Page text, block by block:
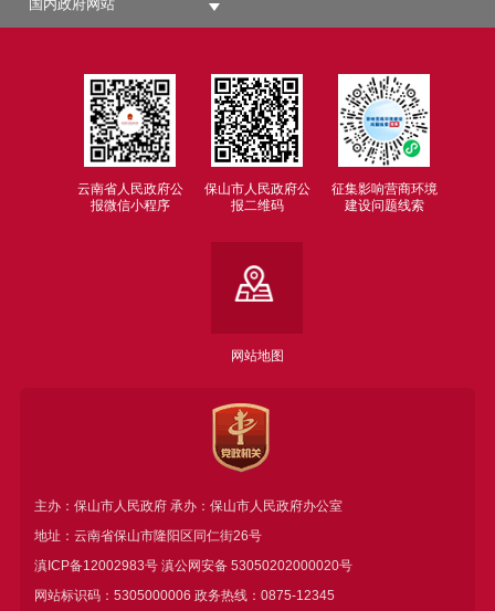
国内政府网站
云南省人民政府公
报微信小程序
保山市人民政府公
报二维码
征集影响营商环境
建设问题线索
网站地图
主办：保山市人民政府 承办：保山市人民政府办公室
地址：云南省保山市隆阳区同仁街26号
滇ICP备12002983号滇公网安备 53050202000020号
网站标识码：5305000006 政务热线：0875-12345